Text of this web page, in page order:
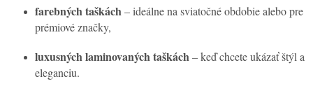
farebných taškách– ideálne na sviatočné obdobie alebo pre
prémiové značky,
luxusných laminovaných taškách– keď chcete ukázať štýl a
eleganciu.